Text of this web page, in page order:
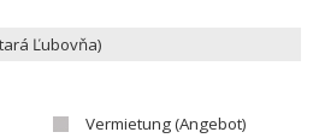
Vermietung (Angebot)